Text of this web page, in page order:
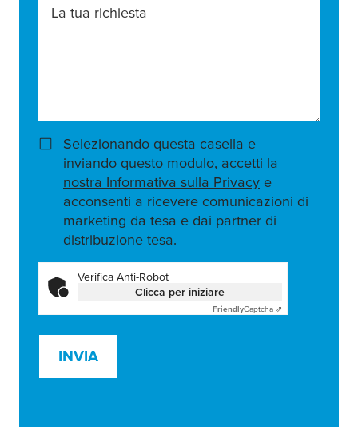
La tua richiesta
Selezionando questa casella e
inviando questo modulo, accetti la
nostra Informativa sulla Privacy e
acconsenti a ricevere comunicazioni di
marketing da tesa e dai partner di
distribuzione tesa.
Verifica Anti-Robot
Clicca per iniziare
FriendlyCaptcha ⇗
INVIA